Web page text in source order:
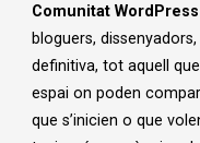
Comunitat
bloguers,
definitiva, tot aquell
espai on poden
que s’inicien o que